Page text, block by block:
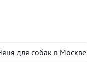
для собак в Москве